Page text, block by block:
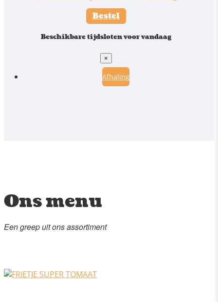
Bestel
Beschikbare tijdsloten voor vandaag
×
Afhaling
Ons menu
Een greep uit ons assortiment